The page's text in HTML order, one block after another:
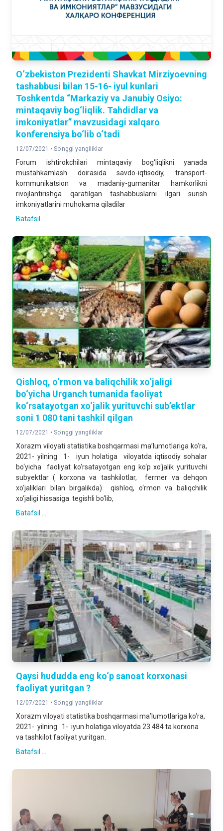
O‘zbekiston Prezidenti Shavkat Mirziyoevning
tashabbusi bilan 15-16- iyul kunlari
Toshkentda “Markaziy va Janubiy Osiyo:
mintaqaviy bog‘liqlik. Tahdidlar va
imkoniyatlar” mavzusidagi xalqaro
konferensiya bo‘lib o‘tadi
12/07/2021 • So'nggi yangiliklar
Forum ishtirokchilari mintaqaviy bog‘liqlikni yanada
mustahkamlash doirasida savdo-iqtisodiy, transport-
kommunikatsion va madaniy-gumanitar hamkorlikni
rivojlantirishga qaratilgan tashabbuslarni ilgari surish
imkoniyatlarini muhokama qiladilar
Batafsil ...
Qishloq, o‘rmon va baliqchilik xo‘jaligi
bo‘yicha Urganch tumanida faoliyat
ko‘rsatayotgan xo‘jalik yurituvchi sub’ektlar
soni 1 080 tani tashkil qilgan
12/07/2021 • So'nggi yangiliklar
Xorazm viloyati statistika boshqarmasi ma’lumotlariga ko‘ra,
2021- yilning 1- iyun holatiga viloyatda iqtisodiy sohalar
bo‘yicha faoliyat ko‘rsatayotgan eng ko‘p xo‘jalik yurituvchi
subyektlar ( korxona va tashkilotlar, fermer va dehqon
xo‘jaliklari bilan birgalikda) qishloq, o‘rmon va baliqchilik
xo‘jaligi hissasiga tegishli bo‘lib,
Batafsil ...
Qaysi hududda eng ko‘p sanoat korxonasi
faoliyat yuritgan ?
12/07/2021 • So'nggi yangiliklar
Xorazm viloyati statistika boshqarmasi ma’lumotlariga ko‘ra,
2021- yilning 1- iyun holatiga viloyatda 23 484 ta korxona
va tashkilot faoliyat yuritgan.
Batafsil ...